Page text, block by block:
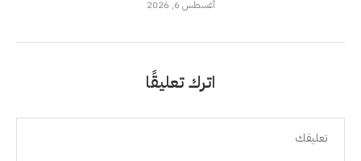
أغسطس 6, 2026
اترك تعليقًا